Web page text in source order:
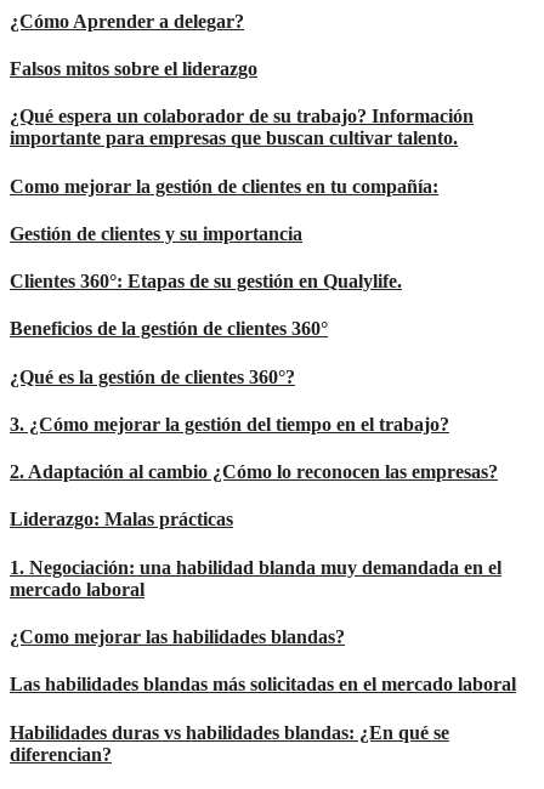
¿Cómo Aprender a delegar?
Falsos mitos sobre el liderazgo
¿Qué espera un colaborador de su trabajo? Información
importante para empresas que buscan cultivar talento.
Como mejorar la gestión de clientes en tu compañía:
Gestión de clientes y su importancia
Clientes 360°: Etapas de su gestión en Qualylife.
Beneficios de la gestión de clientes 360°
¿Qué es la gestión de clientes 360°?
3. ¿Cómo mejorar la gestión del tiempo en el trabajo?
2. Adaptación al cambio ¿Cómo lo reconocen las empresas?
Liderazgo: Malas prácticas
1. Negociación: una habilidad blanda muy demandada en el
mercado laboral
¿Como mejorar las habilidades blandas?
Las habilidades blandas más solicitadas en el mercado laboral
Habilidades duras vs habilidades blandas: ¿En qué se
diferencian?